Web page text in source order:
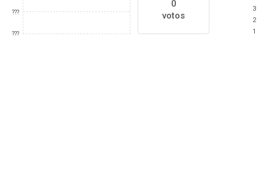
???
???
0
votos
3
2
1